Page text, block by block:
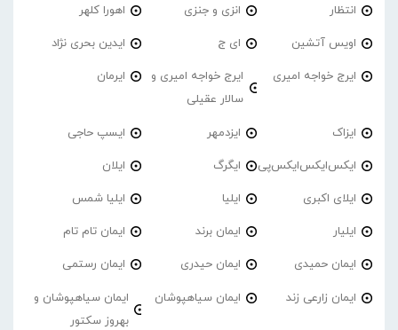
انتظار انزی و جنزی اهورا کلهر
اویس آتشین ای ج ایدین بحری نژاد
ایرج خواجه امیری
ایرج خواجه امیری و
سالار عقیلی
ایرمان
ایزاک ایزدمهر ایسپ حاجی
ایکس‌ایکس‌ایکس‌پی ایگرگ ایلان
ایلای اکبری ایلیا ایلیا شمس
ایلیار ایمان برند ایمان تام تام
ایمان حمیدی ایمان حیدری ایمان رستمی
ایمان زارعی زند ایمان سیاهپوشان
ایمان سیاهپوشان و
بهروز سکتور